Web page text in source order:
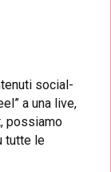
social-
a una live,
possiamo
tutte le